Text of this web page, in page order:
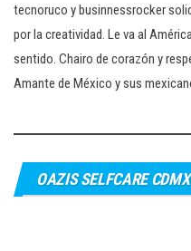
tecnoruco y businnessrocker
por la creatividad. Le va al
sentido. Chairo de corazón y
Amante de México y sus
OAZIS SELFCARE CDMX